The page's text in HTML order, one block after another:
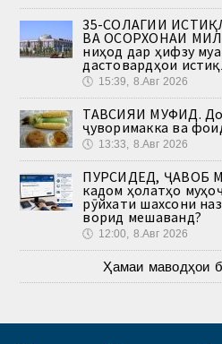
35-СОЛАГИИ
ВА ОСОРХОНАИ
ниҳод дар ҳифзу
дастовардҳои
🕔 15:39, 8.Авг 2026
ТАВСИЯИ МУФИД.
ҷуворимакка ва
🕔 13:33, 8.Авг 2026
ПУРСИДЕД, ҶАВОБ
кадом ҳолатҳо
рӯйхати шахсони
ворид мешаванд?
🕔 12:00, 8.Авг 2026
Ҳамаи маводҳои